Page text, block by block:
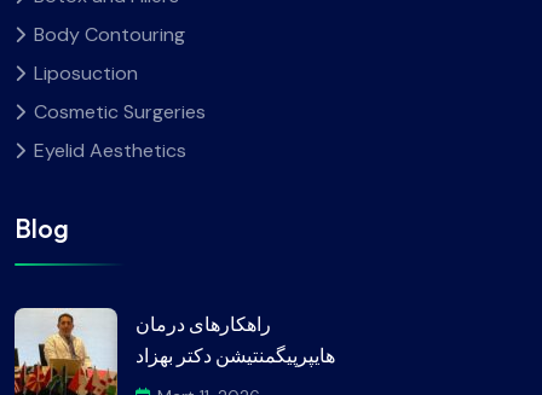
Body Contouring
Liposuction
Cosmetic Surgeries
Eyelid Aesthetics
Blog
راهکارهای درمان
هایپرپیگمنتیشن دکتر بهزاد